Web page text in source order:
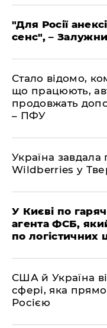
"Для Росії
сенс", –
Стало відомо,
що працюють,
продовжать
– ПФУ
Україна
Wildberries у
У Києві по
агента ФСБ,
по логістичних
США й Україна
сфері, яка
Росією